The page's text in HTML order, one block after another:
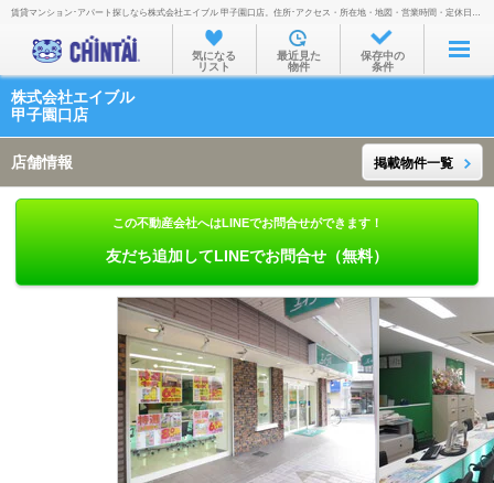
お部屋を探す
沿線・駅から
通勤通学時間から
物件特集から
TOP
賃貸マンション･アパート探しなら株式会社エイブル 甲子園口店。住所･アクセス・所在地・地図・営業時間・定休日・電話番号などを掲載。
気になる
リスト
最近見た
物件
保存中の
条件
株式会社エイブル
甲子園口店
店舗情報 掲載物件一覧
この不動産会社へはLINEでお問合せができます！
友だち追加してLINEでお問合せ（無料）